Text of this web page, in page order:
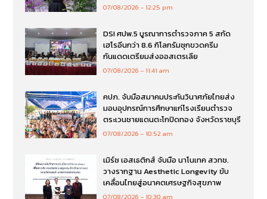
07/08/2026 12:25 pm
DSI ศปพ.5 บูรณาการตำรวจภาค 5 สกัด
เฮโรอีนกว่า 8.6 กิโลกรัมซุกขวดครีม
กันแดดเตรียมส่งออสเตรเลีย
07/08/2026 11:41 am
คปภ. จับมือสมาคมประกันวินาศภัยไทยส่ง
มอบอุปกรณ์การศึกษาแก่โรงเรียนตำรวจ
ตระเวนชายแดนตะโกปิดทอง จังหวัดราชบุรี
07/08/2026 10:52 am
เมิร์ซ เอสเธติกส์ จับมือ นาโนเทค สวทช.
วางรากฐาน Aesthetic Longevity ขับ
เคลื่อนไทยสู่อนาคตเศรษฐกิจสุขภาพ
07/08/2026 10:30 am